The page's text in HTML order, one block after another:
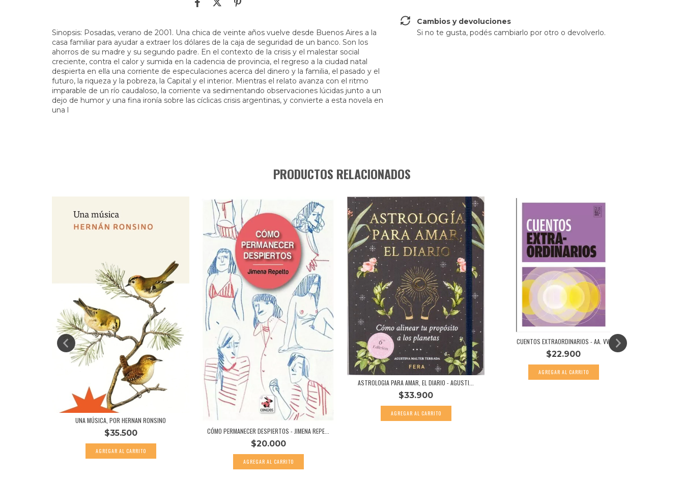
Sinopsis: Posadas, verano de 2001. Una chica de veinte años vuelve desde Buenos Aires a la
casa familiar para ayudar a extraer los dólares de la caja de seguridad de un banco. Son los
ahorros de su madre y su segundo padre. En el contexto de la crisis y el malestar social
creciente, contra el calor y sumida en la cadencia de provincia, el regreso a la ciudad natal
despierta en ella una corriente de especulaciones acerca del dinero y la familia, el pasado y el
futuro, la riqueza y la pobreza, la Capital y el interior. Mientras el relato avanza con el ritmo
imparable de un río caudaloso, la corriente va sedimentando observaciones lúcidas junto a un
dejo de humor y una fina ironía sobre las cíclicas crisis argentinas, y convierte a esta novela en
una l
Cambios y devoluciones
Si no te gusta, podés cambiarlo por otro o devolverlo.
PRODUCTOS RELACIONADOS
UNA MÚSICA, POR HERNAN RONSINO
$35.500 CÓMO PERMANECER DESPIERTOS - JIMENA REPE...
$20.000
ASTROLOGIA PARA AMAR, EL DIARIO - AGUSTI...
$33.900
CUENTOS EXTRAORDINARIOS - AA. VV.
$22.900